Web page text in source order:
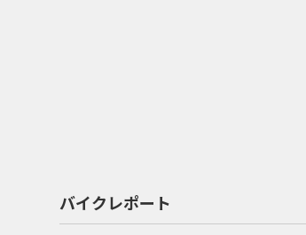
バイクレポート